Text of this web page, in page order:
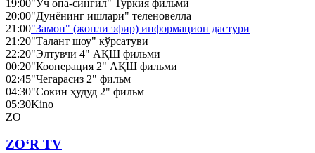
19:00"Уч опа-сингил" Туркия фильми
20:00"Дунёнинг ишлари" теленовелла
21:00"Замон" (жонли эфир) информацион дастури
21:20"Талант шоу" кўрсатуви
22:20"Элтувчи 4" АҚШ фильми
00:20"Кооперация 2" АҚШ фильми
02:45"Чегарасиз 2" фильм
04:30"Сокин ҳудуд 2" фильм
05:30Kino
ZO
ZO‘R TV